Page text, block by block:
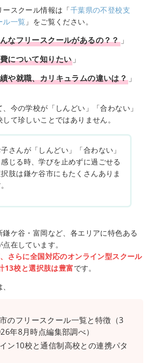
スクール情報は「千葉県の不登校支
ル一覧 」をご覧ください。
なフリースクールがあるの？？」
について知りたい 」
や就職、カリキュラムの違いは？ 」
今の学校が「しんどい」「合わない」
て珍しいことではありません。
さんが「しんどい」「合わない」
感じる時、学びを止めずに過ごせる
肢は鎌ケ谷市にもたくさんありま
ケ谷・富岡など、各エリアに特色ある
在しています。
さらに全国対応のオンライン型スクール
13校と選択肢は豊富です。
のフリースクール一覧と特徴（3
年8月時点編集部調べ）
ン10校と通信制高校との連携パタ